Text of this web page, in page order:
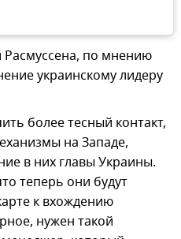
Расмуссена, по мнению
украинскому лидеру
более тесный контакт,
на Западе,
в них главы Украины.
теперь они будут
к вхождению
нужен такой